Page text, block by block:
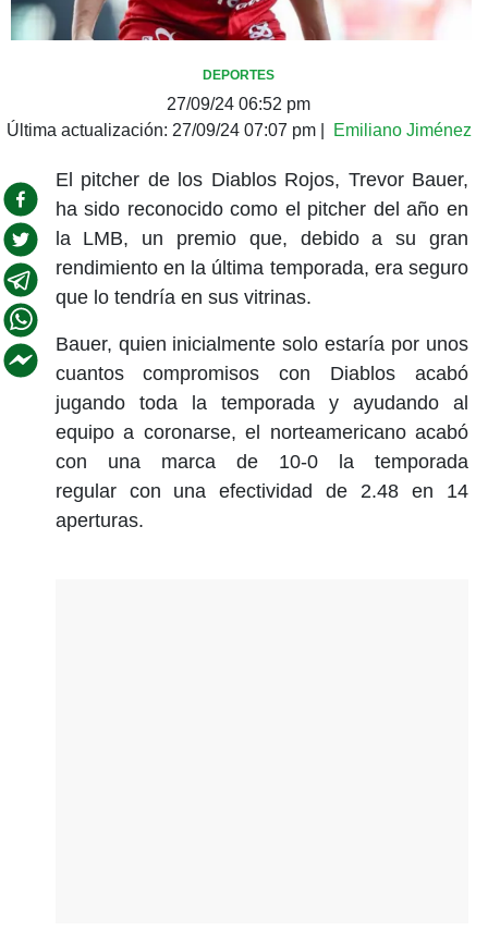
DEPORTES
27/09/24 06:52 pm
Última actualización: 27/09/24 07:07 pm| Emiliano Jiménez
El pitcher de los Diablos Rojos, Trevor Bauer,
ha sido reconocido como el pitcher del año en
la LMB, un premio que, debido a su gran
rendimiento en la última temporada, era seguro
que lo tendría en sus vitrinas.
Bauer, quien inicialmente solo estaría por unos
cuantos compromisos con Diablos acabó
jugando toda la temporada y ayudando al
equipo a coronarse, el norteamericano acabó
con una marca de 10-0 la temporada
regular con una efectividad de 2.48 en 14
aperturas.